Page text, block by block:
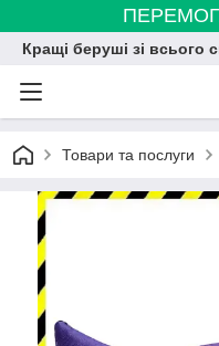
Кращі беруші зі всього
Товари та послуги